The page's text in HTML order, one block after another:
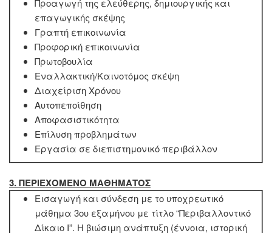
Προαγωγή της ελεύθερης, δημιουργικής και
επαγωγικής σκέψης
Γραπτή επικοινωνία
Προφορική επικοινωνία
Πρωτοβουλία
Εναλλακτική/Καινοτόμος σκέψη
Διαχείριση Χρόνου
Αυτοπεποίθηση
Αποφασιστικότητα
Επίλυση προβλημάτων
Εργασία σε διεπιστημονικό περιβάλλον
3. ΠΕΡΙΕΧΟΜΕΝΟ ΜΑΘΗΜΑΤΟΣ
Εισαγωγή και σύνδεση με το υποχρεωτικό
μάθημα 3ου εξαμήνου με τίτλο “Περιβαλλοντικό
Δίκαιο Ι”. Η βιώσιμη ανάπτυξη (έννοια, ιστορική